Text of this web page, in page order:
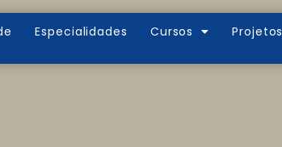
Especialidades Cursos Projetos